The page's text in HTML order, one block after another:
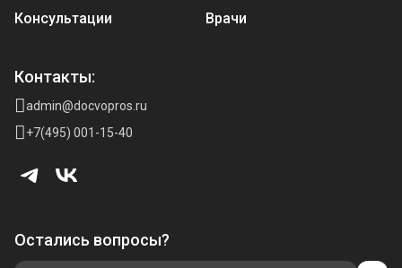
Консультации Врачи
Контакты:
admin@docvopros.ru
+7(495) 001-15-40
Остались вопросы?